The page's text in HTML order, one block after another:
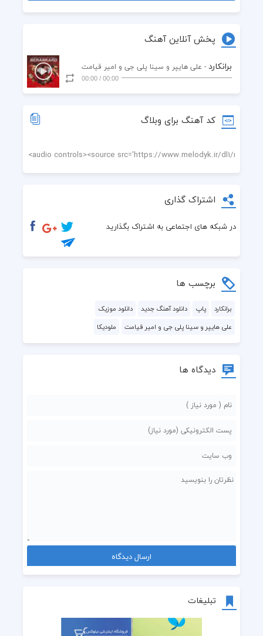
تبلیغات
پخش آنلاین آهنگ
برانکارد - علی هایپر و سینا پلی جی و امیر قیامت
00:00
/
00:00
کد آهنگ برای وبلاگ
اشتراک گذاری
در شبکه های اجتماعی به اشتراک بگذارید
برچسب ها
برانکارد پاپ دانلود آهنگ جدید
دانلود موزیک
علی هایپر و سینا پلی جی و امیر قیامت
ملودیکا
دیدگاه ها